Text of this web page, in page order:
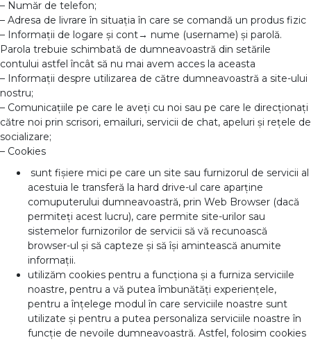
– Număr de telefon;
– Adresa de livrare în situația în care se comandă un produs fizic
– Informații de logare și cont→ nume (username) și parolă.
Parola trebuie schimbată de dumneavoastră din setările
contului astfel încât să nu mai avem acces la aceasta
– Informații despre utilizarea de către dumneavoastră a site-ului
nostru;
– Comunicațiile pe care le aveți cu noi sau pe care le direcționați
către noi prin scrisori, emailuri, servicii de chat, apeluri și rețele de
socializare;
– Cookies
sunt fișiere mici pe care un site sau furnizorul de servicii al
acestuia le transferă la hard drive-ul care aparține
comuputerului dumneavoastră, prin Web Browser (dacă
permiteți acest lucru), care permite site-urilor sau
sistemelor furnizorilor de servicii să vă recunoască
browser-ul și să capteze și să își amintească anumite
informații.
utilizăm cookies pentru a funcționa și a furniza serviciile
noastre, pentru a vă putea îmbunătăți experiențele,
pentru a înțelege modul în care serviciile noastre sunt
utilizate și pentru a putea personaliza serviciile noastre în
funcție de nevoile dumneavoastră. Astfel, folosim cookies